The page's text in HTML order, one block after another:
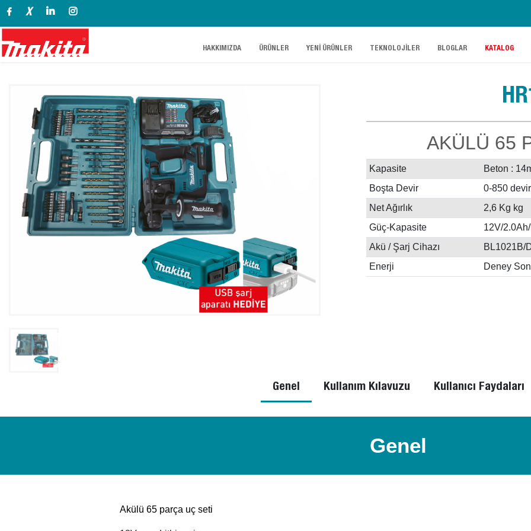
X
HAKKIMIZDA ÜRÜNLER YENİ ÜRÜNLER TEKNOLOJİLER BLOGLAR KATALOG
AKÜLÜ 65
Kapasite
Beton :
Boşta Devir
0-850
Net Ağırlık
2,6 Kg kg
Güç-Kapasite
12V/
Akü / Şarj Cihazı
BL1021B/
Enerji
Deney
Genel Kullanım Kılavuzu Kullanıcı Faydaları
Genel
Akülü 65 parça uç seti